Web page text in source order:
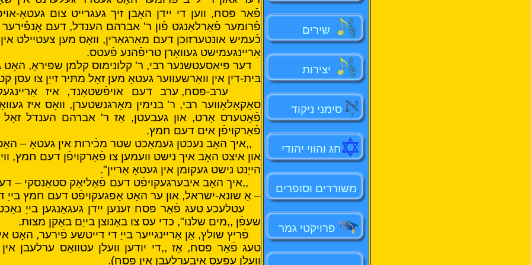
פֿאַר פּסח, ווען די יידן האָבן זיך געגרייט צום געטאָ-
פֿרומער פֿאַרלאַנגט פֿון ר' אברהם הענדל, דעם אָנפֿירער
כֿעמיש אונטערזוכן דעם מאַרגאַרין, וואָס מען צעטיילט
אַריינגעמישט געוואָרן טריפֿהנע פֿעטס.
דער פּיאַסעטשנער רבי, ר' קלונימוס קלמן שפּיראָ, האָט
בּית-דין אין וואַרשעווער געטאָ מען זאָל מתּיר זייַן צו עסן
ערב-פּסח, ערב דעם אויפֿשטאַנד, איז
סאָקאָלאָווער רבי, ר' בנימין מאָרגנשטערן, וואָס איז
פֿאָטערס אָרט, און געבעטן, אַז ר' אברהם הענדל זאָל
פֿאַרקויפֿן אים דעם חמץ.
,,איך האָב נעכטן געמאַכט שטר מכֿירות אין געטאָ –
און איצט האָב איך נישט וועמען צו פֿאַרקויפֿן דעם חמץ,
הייַנט נישט געקומן אין געטאָ אַריין".
,,איך האָב איבערגעקויפֿט דעם פֿאַליאַק סטאַנסקי –
– אַ שונא-ישראל, און ער האָט אָפּגעקויפֿט דעם חמץ בייַ
עטלעכע טעג פֿאַר פּסח זענען יידן געגאַנגען בייַ
שעפֿן ,,מים שלנו", כדי עס צו באַנוצן בייַם באַקן מצות.
פֿריץ שולץ, אַן אַריינגייער בייַ די דייטשע פֿירער, האָט
טעג פֿאַר פּסח, אַז ,,די יודען וועלן עטוואַס ערלעבן אין
וועלן עפּעס איבערלעבן אין פּסח).
שירים
יצירות
סימני ניקוד
חג והווי יהודי
משוררים וסופרים
פרויקטי גמר